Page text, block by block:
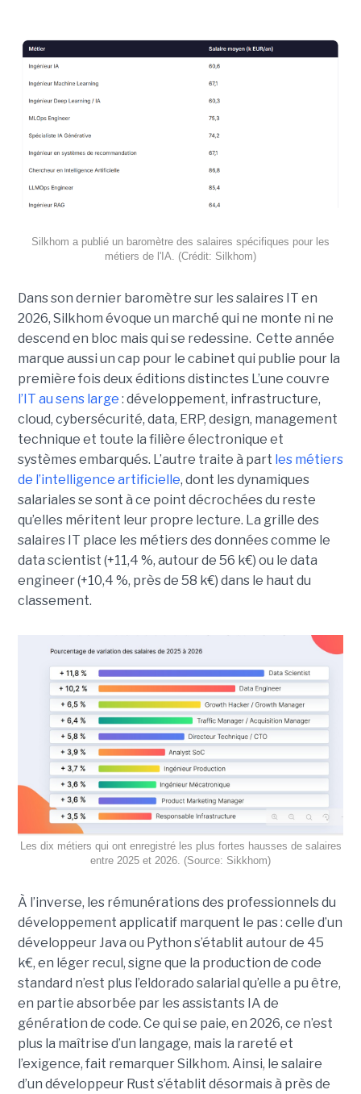
Silkhom a publié un baromètre des salaires spécifiques pour les
métiers de l'IA. (Crédit: Silkhom)
Dans son dernier baromètre sur les salaires IT en
2026, Silkhom évoque un marché qui ne monte ni ne
descend en bloc mais qui se redessine. Cette année
marque aussi un cap pour le cabinet qui publie pour la
première fois deux éditions distinctes L’une couvre
l’IT au sens large : développement, infrastructure,
cloud, cybersécurité, data, ERP, design, management
technique et toute la filière électronique et
systèmes embarqués. L’autre traite à part les métiers
de l’intelligence artificielle, dont les dynamiques
salariales se sont à ce point décrochées du reste
qu’elles méritent leur propre lecture. La grille des
salaires IT place les métiers des données comme le
data scientist (+11,4 %, autour de 56 k€) ou le data
engineer (+10,4 %, près de 58 k€) dans le haut du
classement.
Les dix métiers qui ont enregistré les plus fortes hausses de salaires
entre 2025 et 2026. (Source: Sikkhom)
À l’inverse, les rémunérations des professionnels du
développement applicatif marquent le pas : celle d’un
développeur Java ou Python s’établit autour de 45
k€, en léger recul, signe que la production de code
standard n’est plus l’eldorado salarial qu’elle a pu être,
en partie absorbée par les assistants IA de
génération de code. Ce qui se paie, en 2026, ce n’est
plus la maîtrise d’un langage, mais la rareté et
l’exigence, fait remarquer Silkhom. Ainsi, le salaire
d’un développeur Rust s’établit désormais à près de